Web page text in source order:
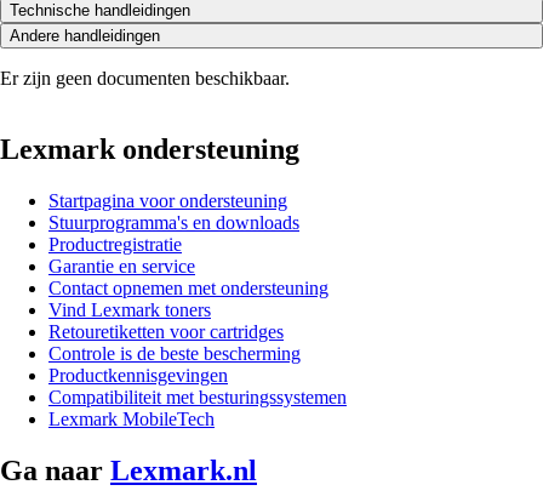
Technische handleidingen
Andere handleidingen
Er zijn geen documenten beschikbaar.
Lexmark ondersteuning
Startpagina voor ondersteuning
Stuurprogramma's en downloads
Productregistratie
Garantie en service
Contact opnemen met ondersteuning
Vind Lexmark toners
Retouretiketten voor cartridges
Controle is de beste bescherming
Productkennisgevingen
Compatibiliteit met besturingssystemen
Lexmark MobileTech
Ga naar Lexmark.nl